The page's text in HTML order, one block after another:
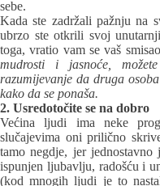
sebe.
Kada ste zadržali pažnju na
ubrzo ste otkrili svoj
toga, vratio vam se vaš
mudrosti i jasnoće,
razumijevanje da druga
kako da se ponaša.
2. Usredotočite se na dobro
Većina ljudi ima neke
slučajevima oni prilično
tamo negdje, jer
ispunjen ljubavlju, radošću i
(kod mnogih ljudi je to